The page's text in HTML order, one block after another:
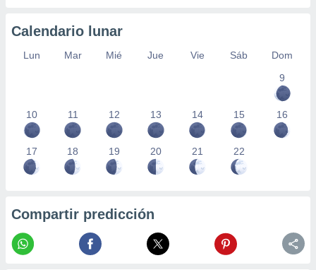
Calendario lunar
Lun Mar Mié Jue Vie Sáb
Dom
9
10 11 12 13 14 15 16
17 18 19 20 21 22
Compartir predicción